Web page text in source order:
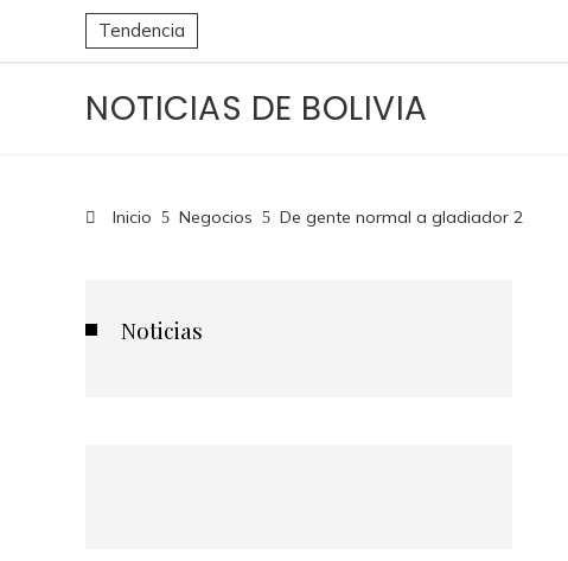
Tendencia
NOTICIAS DE BOLIVIA
Inicio Negocios De gente normal a gladiador 2
Noticias